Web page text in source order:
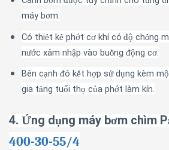
máy bơm.
Có thiết kếphớt cơkhícó độ chống
nước xâm nhập vào buồng động cơ.
Bên cạnh đó kết hợp sửdụng kèm mộ
gia tăng tuổi thọ của phớt làm kín.
4. Ứng dụng máy bơm chìm P
400-30-55/4